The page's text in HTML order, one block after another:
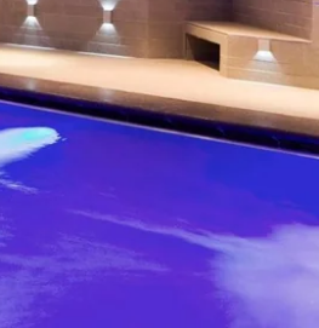
Martin's Brussels EU
Bruxelles, 4*